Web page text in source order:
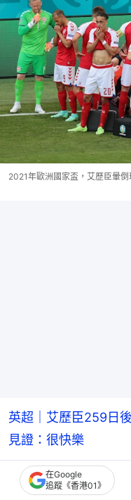
2021年歐洲國家盃，艾歷臣暈
英超｜艾歷臣259日
見證：很快樂
歐國盃︱丹麥隊長
亞獲讚救人英雄
在Google
追蹤《香港01》